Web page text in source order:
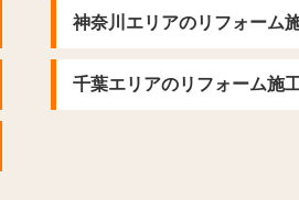
神奈川エリアのリフォーム
千葉エリアのリフォーム施